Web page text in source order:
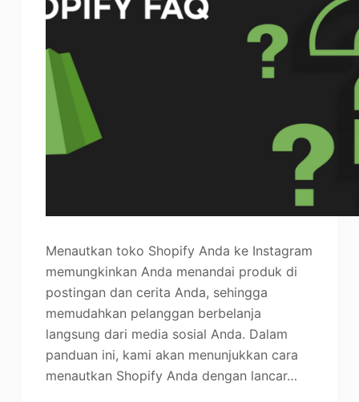
Menautkan toko Shopify Anda ke Instagram
memungkinkan Anda menandai produk di
postingan dan cerita Anda, sehingga
memudahkan pelanggan berbelanja
langsung dari media sosial Anda. Dalam
panduan ini, kami akan menunjukkan cara
menautkan Shopify Anda dengan lancar…